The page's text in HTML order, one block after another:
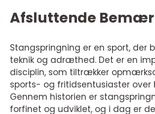
Afsluttende
Stangspringning er en sport, der
teknik og adræthed. Det er en
disciplin, som tiltrækker
sports- og fritidsentusiaster over
Gennem historien er
forfinet og udviklet, og i dag er